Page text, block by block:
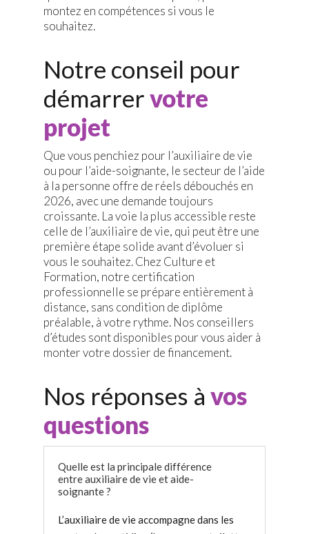
montez en compétences si vous le
souhaitez.
Notre conseil pour
démarrervotre
projet
Que vous penchiez pour l’auxiliaire de vie
ou pour l’aide-soignante, le secteur de l’aide
à la personne offre de réels débouchés en
2026, avec une demande toujours
croissante. La voie la plus accessible reste
celle de l’auxiliaire de vie, qui peut être une
première étape solide avant d’évoluer si
vous le souhaitez. Chez Culture et
Formation, notre certification
professionnelle se prépare entièrement à
distance, sans condition de diplôme
préalable, à votre rythme. Nos conseillers
d’études sont disponibles pour vous aider à
monter votre dossier de financement.
Nos réponses à vos
questions
Quelle est la principale différence
entre auxiliaire de vie et aide-
soignante ?
L’auxiliaire de vie accompagne dans les